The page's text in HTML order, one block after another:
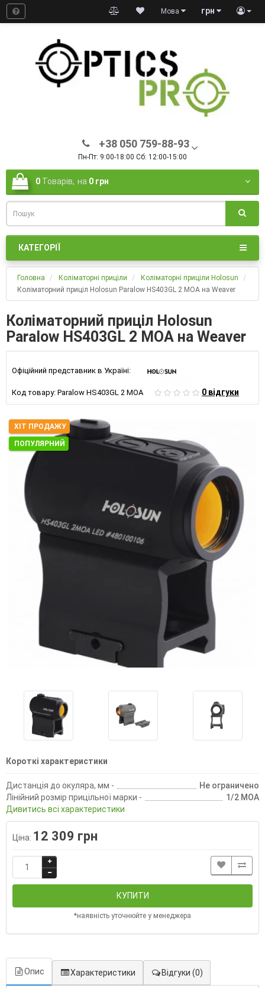
грн
Мова
+38 050 759-88-93
Пн-Пт: 9:00-18:00 Сб: 12:00-15:00
0 Товарів, на 0 грн
КАТЕГОРІЇ
Головна Коліматорні приціли
Коліматорні приціли Holosun
Коліматорний приціл Holosun Paralow HS403GL 2 MOA на Weaver
Коліматорний приціл Holosun
Paralow HS403GL 2 MOA на Weaver
Офіційний представник в Україні:
Код товару: Paralow HS403GL 2 MOA 0 відгуки
ХІТ ПРОДАЖУ
ПОПУЛЯРНИЙ
Короткі характеристики
Дистанція до окуляра, мм -
Не ограничено
Лінійний розмір прицільної марки -
1/2 MOA
Дивитись всі характеристики
Ціна: 12 309 грн
КУПИТИ
*наявність уточнюйте у менеджера
Опис Характеристики Відгуки (0)